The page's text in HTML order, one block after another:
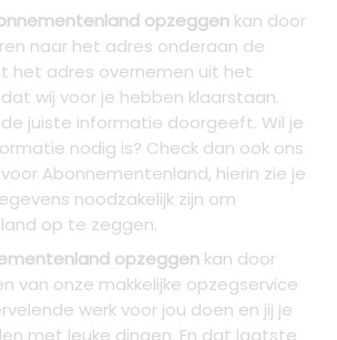
opzeggen kan door
naar het adres onderaan de
het adres overnemen uit het
wij voor je hebben klaarstaan.
juiste informatie doorgeeft. Wil je
nodig is? Check dan ook ons
Abonnementenland, hierin zie je
noodzakelijk zijn om
op te zeggen.
opzeggen kan door
van onze makkelijke opzegservice
werk voor jou doen en jij je
met leuke dingen. En dat laatste